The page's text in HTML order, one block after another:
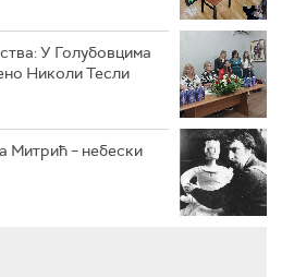
У Голубовцима
Николи Тесли
Митрић – небески